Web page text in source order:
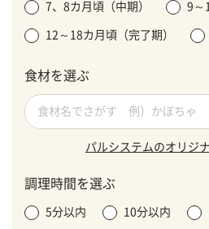
7、8カ月頃（中期） 9～
12～18カ月頃（完了期）
食材を選ぶ
パルシステムのオリジ
調理時間を選ぶ
5分以内 10分以内